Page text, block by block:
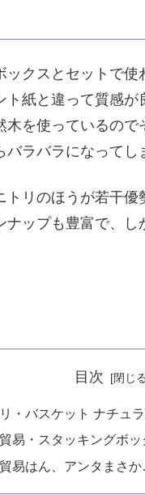
考えられます。
ックスとセットで
紙と違って質感
木を使っているの
ラバラになってし
トリのほうが若干
ップも豊富で、し
目次
・バスケット ナチュ
易・スタッキングボッ
易はん、アンタまさ